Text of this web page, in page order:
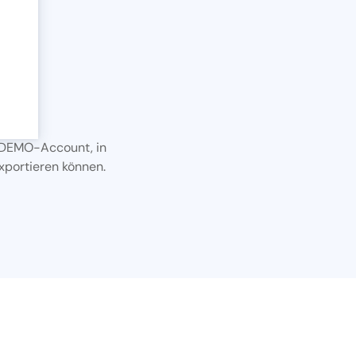
Account, in
können.